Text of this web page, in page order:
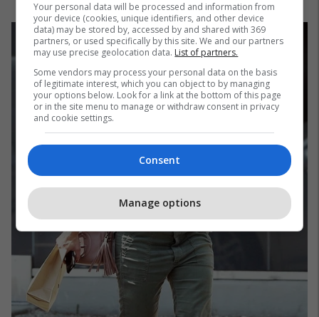
Your personal data will be processed and information from
your device (cookies, unique identifiers, and other device
data) may be stored by, accessed by and shared with 369
partners, or used specifically by this site. We and our partners
may use precise geolocation data. List of partners.
Some vendors may process your personal data on the basis
of legitimate interest, which you can object to by managing
your options below. Look for a link at the bottom of this page
or in the site menu to manage or withdraw consent in privacy
and cookie settings.
Consent
Manage options